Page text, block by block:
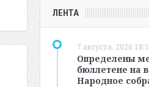
ЛЕНТА
7 августа, 2026
Определены
бюллетене на
Народное